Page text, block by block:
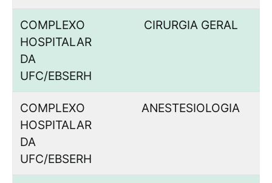
COMPLEXO
HOSPITALAR
DA
UFC/EBSERH
CIRURGIA GERAL
COMPLEXO
HOSPITALAR
DA
UFC/EBSERH
ANESTESIOLOGIA